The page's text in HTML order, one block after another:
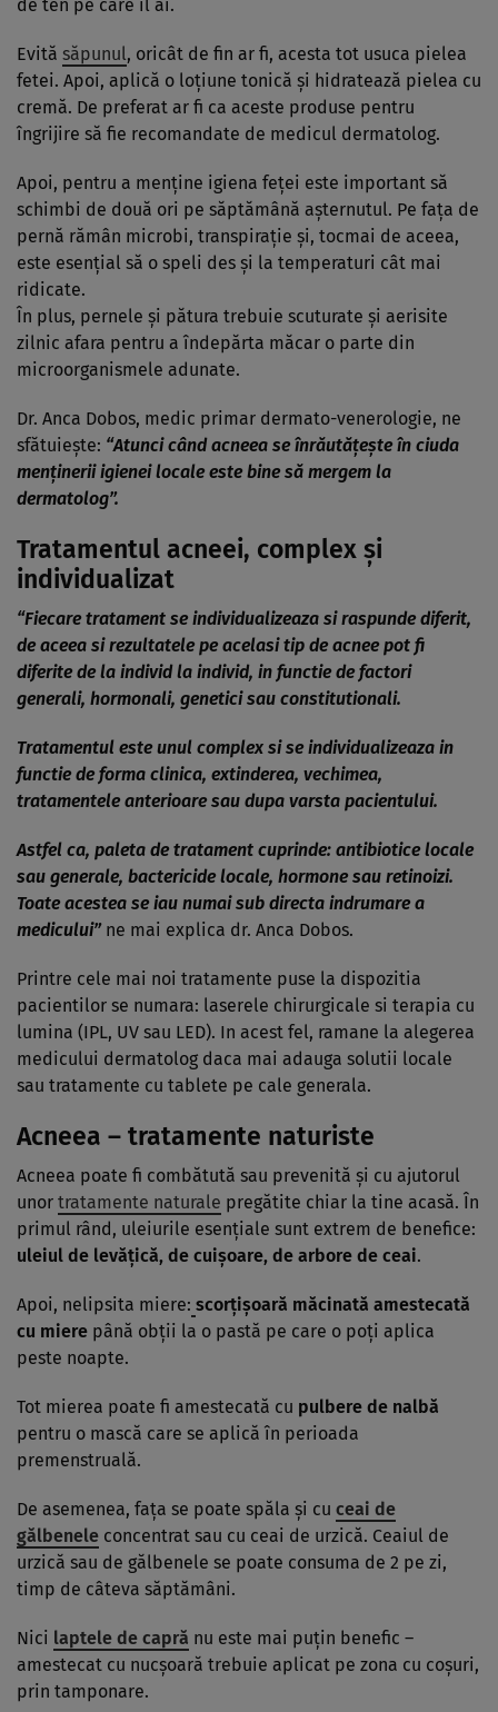
de ten pe care îl ai.
Evită săpunul, oricât de fin ar fi, acesta tot usuca pielea
fetei. Apoi, aplică o loţiune tonică şi hidratează pielea cu
cremă. De preferat ar fi ca aceste produse pentru
îngrijire să fie recomandate de medicul dermatolog.
Apoi, pentru a menţine igiena feţei este important să
schimbi de două ori pe săptămână aşternutul. Pe faţa de
pernă rămân microbi, transpiraţie şi, tocmai de aceea,
este esenţial să o speli des şi la temperaturi cât mai
ridicate.
În plus, pernele şi pătura trebuie scuturate şi aerisite
zilnic afara pentru a îndepărta măcar o parte din
microorganismele adunate.
Dr. Anca Dobos, medic primar dermato-venerologie, ne
sfătuieşte: “Atunci când acneea se înrăutăţeşte în ciuda
menţinerii igienei locale este bine să mergem la
dermatolog”.
Tratamentul acneei, complex şi
individualizat
“Fiecare tratament se individualizeaza si raspunde diferit,
de aceea si rezultatele pe acelasi tip de acnee pot fi
diferite de la individ la individ, in functie de factori
generali, hormonali, genetici sau constitutionali.
Tratamentul este unul complex si se individualizeaza in
functie de forma clinica, extinderea, vechimea,
tratamentele anterioare sau dupa varsta pacientului.
Astfel ca, paleta de tratament cuprinde: antibiotice locale
sau generale, bactericide locale, hormone sau retinoizi.
Toate acestea se iau numai sub directa indrumare a
medicului”ne mai explica dr. Anca Dobos.
Printre cele mai noi tratamente puse la dispozitia
pacientilor se numara: laserele chirurgicale si terapia cu
lumina (IPL, UV sau LED). In acest fel, ramane la alegerea
medicului dermatolog daca mai adauga solutii locale
sau tratamente cu tablete pe cale generala.
Acneea – tratamente naturiste
Acneea poate fi combătută sau prevenită şi cu ajutorul
unor tratamente naturale pregătite chiar la tine acasă. În
primul rând, uleiurile esenţiale sunt extrem de benefice:
uleiul de levăţică, de cuişoare, de arbore de ceai.
Apoi, nelipsita miere: scorţişoară măcinată amestecată
cu miere până obţii la o pastă pe care o poţi aplica
peste noapte.
Tot mierea poate fi amestecată cu pulbere de nalbă
pentru o mască care se aplică în perioada
premenstruală.
De asemenea, faţa se poate spăla şi cu ceai de
gălbenele concentrat sau cu ceai de urzică. Ceaiul de
urzică sau de gălbenele se poate consuma de 2 pe zi,
timp de câteva săptămâni.
Nici laptele de capră nu este mai puţin benefic –
amestecat cu nucşoară trebuie aplicat pe zona cu coşuri,
prin tamponare.